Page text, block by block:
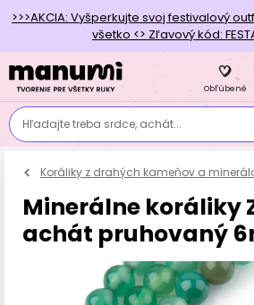
>>>AKCIA: Vyšperkujte svoj festivalový
všetko <> Zľavový kód:
Hľadajte treba srdce, achát...
Obľúbené
Koráliky z drahých kameňov a
Minerálne koráliky
achát pruhovaný